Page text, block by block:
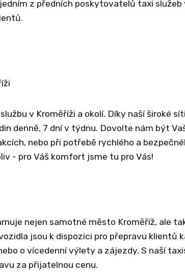
z předních poskytovatelů taxi služeb
v Kroměříži a okolí. Díky naší široké
denně, 7 dní v týdnu. Dovolte nám být
nebo při potřebě rychlého a
- pro Váš komfort jsme tu pro Vás!
nejen samotné město Kroměříž, ale
jsou k dispozici pro přepravu klientů
o vícedenní výlety a zájezdy. S naší
za přijatelnou cenu.